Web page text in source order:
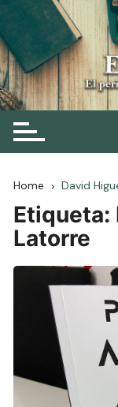
Skip
to
content
El periódico
Home David
Etiqueta:
Latorre